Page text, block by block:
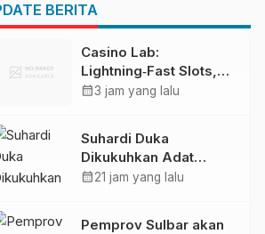
BERITA
Casino Lab:
Lightning‑Fast Slots,
Live Action & Crypto
calendar_month3 jam yang lalu
Suhardi Duka
Dikukuhkan Adat
Balanipa, Raih Gelar
calendar_month21 jam yang lalu
Pemprov Sulbar akan